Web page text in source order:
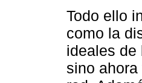
Todo ello
como la
ideales de
sino